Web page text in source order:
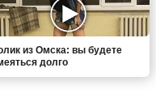
из Омска: вы будете
долго